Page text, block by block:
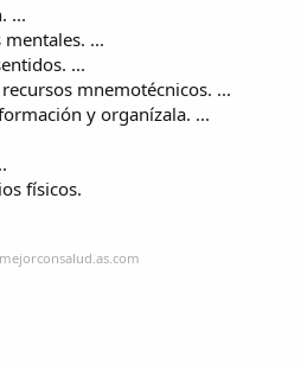
...
...
...
mnemotécnicos. ...
y organízala. ...
físicos.